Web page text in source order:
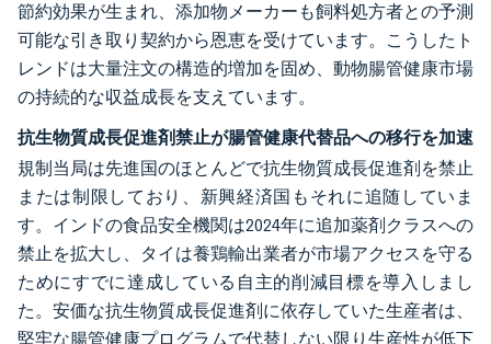
節約効果が生まれ、添加物メーカーも飼料処方者との予測
可能な引き取り契約から恩恵を受けています。こうしたト
レンドは大量注文の構造的増加を固め、動物腸管健康市場
の持続的な収益成長を支えています。
抗生物質成長促進剤禁止が腸管健康代替品への移行を加速
規制当局は先進国のほとんどで抗生物質成長促進剤を禁止
または制限しており、新興経済国もそれに追随していま
す。インドの食品安全機関は2024年に追加薬剤クラスへの
禁止を拡大し、タイは養鶏輸出業者が市場アクセスを守る
ためにすでに達成している自主的削減目標を導入しまし
た。安価な抗生物質成長促進剤に依存していた生産者は、
堅牢な腸管健康プログラムで代替しない限り生産性が低下